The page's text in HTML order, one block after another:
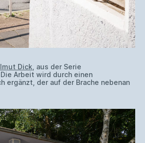
Dick , aus der Serie
Die Arbeit wird durch einen
ergänzt, der auf der Brache nebenan